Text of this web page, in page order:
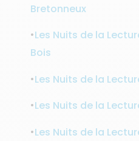
Bretonneux
•Les Nuits de la
Bois
•Les Nuits de la
•Les Nuits de la
•Les Nuits de la